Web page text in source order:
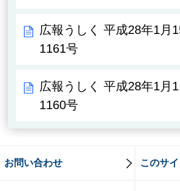
広報うしく 平成28年1月
1161号
広報うしく 平成28年1月
1160号
お問い合わせ このサ